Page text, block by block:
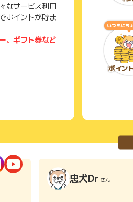
なサービス利用
ポイントが貯ま
、ギフト券など
忠犬Dr さん